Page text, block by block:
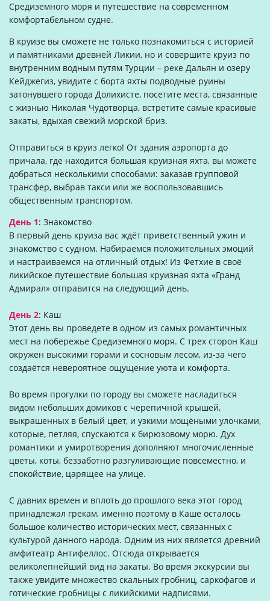
Средиземного моря и путешествие на современном
комфортабельном судне.
В круизе вы сможете не только познакомиться с историей
и памятниками древней Ликии, но и совершите круиз по
внутренним водным путям Турции – реке Дальян и озеру
Кейджегиз, увидите с борта яхты подводные руины
затонувшего города Долихисте, посетите места, связанные
с жизнью Николая Чудотворца, встретите самые красивые
закаты, вдыхая свежий морской бриз.
Отправиться в круиз легко! От здания аэропорта до
причала, где находится большая круизная яхта, вы можете
добраться несколькими способами: заказав групповой
трансфер, выбрав такси или же воспользовавшись
общественным транспортом.
День 1: Знакомство
В первый день круиза вас ждёт приветственный ужин и
знакомство с судном. Набираемся положительных эмоций
и настраиваемся на отличный отдых! Из Фетхие в своё
ликийское путешествие большая круизная яхта «Гранд
Адмирал» отправится на следующий день.
День 2: Каш
Этот день вы проведете в одном из самых романтичных
мест на побережье Средиземного моря. С трех сторон Каш
окружен высокими горами и сосновым лесом, из-за чего
создаётся невероятное ощущение уюта и комфорта.
Во время прогулки по городу вы сможете насладиться
видом небольших домиков с черепичной крышей,
выкрашенных в белый цвет, и узкими мощёными улочками,
которые, петляя, спускаются к бирюзовому морю. Дух
романтики и умиротворения дополняют многочисленные
цветы, коты, беззаботно разгуливающие повсеместно, и
спокойствие, царящее на улице.
С давних времен и вплоть до прошлого века этот город
принадлежал грекам, именно поэтому в Каше осталось
большое количество исторических мест, связанных с
культурой данного народа. Одним из них является древний
амфитеатр Антифеллос. Отсюда открывается
великолепнейший вид на закаты. Во время экскурсии вы
также увидите множество скальных гробниц, саркофагов и
готические гробницы с ликийскими надписями.